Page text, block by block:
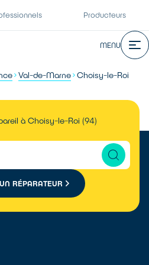
Producteurs
MENU
Val-de-Marne Choisy-le-Roi
à Choisy-le-Roi (94)
RÉPARATEUR